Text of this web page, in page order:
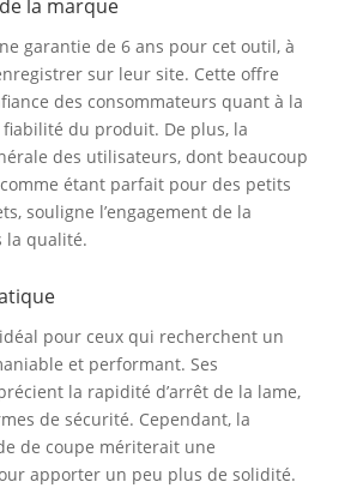
la base en aluminium
confèrent à la scie une
grande durabilité, la
protégeant contre les
dommages et l’usure
au fil du temps, cette
construction solide
assure la longévité de
professionnels à la
recherche de matériel
durable et résistant
Sécurité Améliorée
Avec le verrouillage de
la gâchette de
sécurité, cette scie
la marque
garantie de 6 ans pour cet outil, à
sur leur site. Cette offre
des consommateurs quant à la
du produit. De plus, la
des utilisateurs, dont beaucoup
étant parfait pour des petits
souligne l’engagement de la
la qualité.
pour ceux qui recherchent un
et performant. Ses
la rapidité d’arrêt de la lame,
de sécurité. Cependant, la
de coupe mériterait une
apporter un peu plus de solidité.